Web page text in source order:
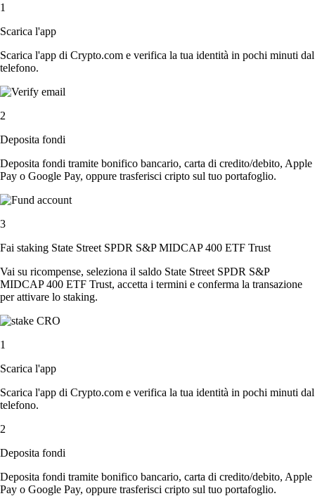
1
Scarica l'app
Scarica l'app di Crypto.com e verifica la tua identità in pochi minuti dal
telefono.
2
Deposita fondi
Deposita fondi tramite bonifico bancario, carta di credito/debito, Apple
Pay o Google Pay, oppure trasferisci cripto sul tuo portafoglio.
3
Fai staking State Street SPDR S&P MIDCAP 400 ETF Trust
Vai su ricompense, seleziona il saldo State Street SPDR S&P
MIDCAP 400 ETF Trust, accetta i termini e conferma la transazione
per attivare lo staking.
1
Scarica l'app
Scarica l'app di Crypto.com e verifica la tua identità in pochi minuti dal
telefono.
2
Deposita fondi
Deposita fondi tramite bonifico bancario, carta di credito/debito, Apple
Pay o Google Pay, oppure trasferisci cripto sul tuo portafoglio.